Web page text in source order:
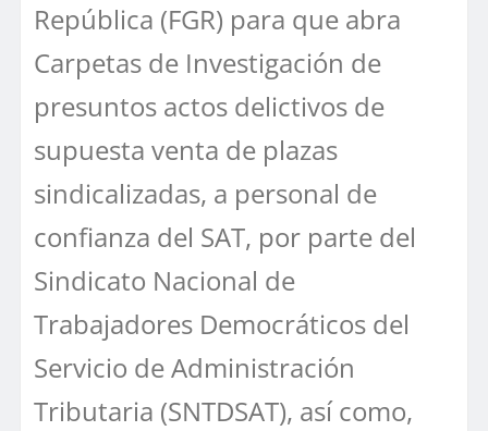
República (FGR) para que abra
Carpetas de Investigación de
presuntos actos delictivos de
supuesta venta de plazas
sindicalizadas, a personal de
confianza del SAT, por parte del
Sindicato Nacional de
Trabajadores Democráticos del
Servicio de Administración
Tributaria (SNTDSAT), así como,